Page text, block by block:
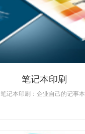
笔记本印刷
笔记本印刷：企业自己的记事本